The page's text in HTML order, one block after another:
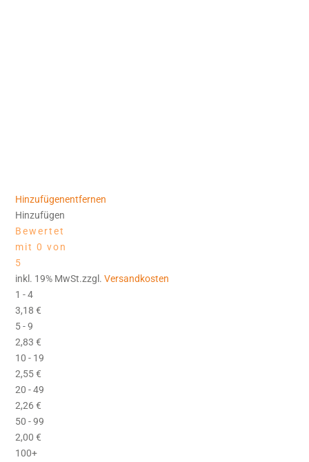
Hinzufügenentfernen
Hinzufügen
Bewertet
mit 0 von
5
inkl. 19% MwSt.zzgl.Versandkosten
1 - 4
3,18€
5 - 9
2,83€
10 - 19
2,55€
20 - 49
2,26€
50 - 99
2,00€
100+